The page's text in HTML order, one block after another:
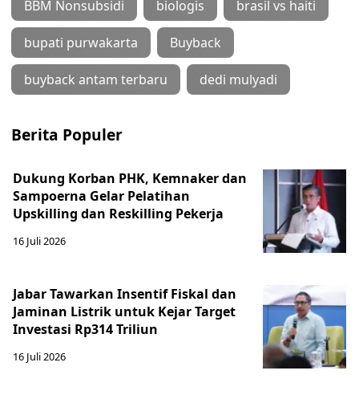
BBM Nonsubsidi biologis brasil vs haiti
bupati purwakarta Buyback
buyback antam terbaru dedi mulyadi
Berita Populer
Dukung Korban PHK, Kemnaker dan
Sampoerna Gelar Pelatihan
Upskilling dan Reskilling Pekerja
16 Juli 2026
Jabar Tawarkan Insentif Fiskal dan
Jaminan Listrik untuk Kejar Target
Investasi Rp314 Triliun
16 Juli 2026